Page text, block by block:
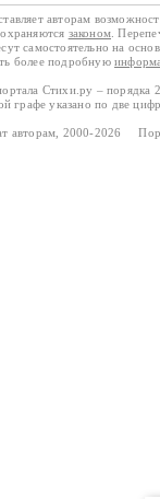
авторам
законом .
самостоятельно на
более подробную
Стихи.ру –
графе указано по две
авторам, 2000-2026